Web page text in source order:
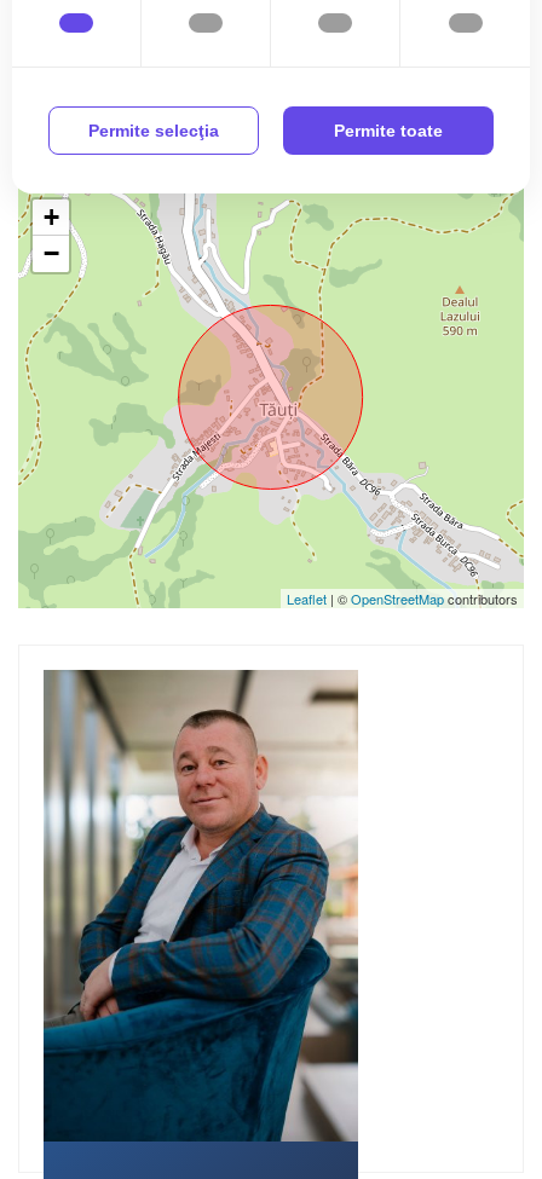
Contorizare:
Apometre, Contor caldura, Contor gaz
Imobil:Curte, Gradina
+
−
Leaflet | ©OpenStreetMapcontributors
Permite selecţia Permite toate